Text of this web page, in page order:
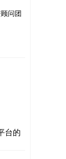
问团
台的